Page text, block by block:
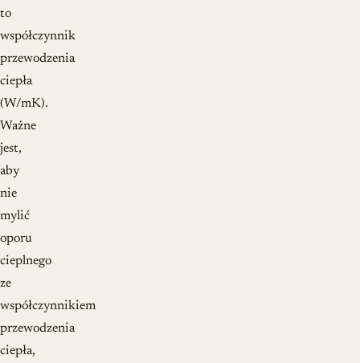
to
współczynnik
przewodzenia
ciepła
(W/mK).
Ważne
jest,
aby
nie
mylić
oporu
cieplnego
ze
współczynnikiem
przewodzenia
ciepła,